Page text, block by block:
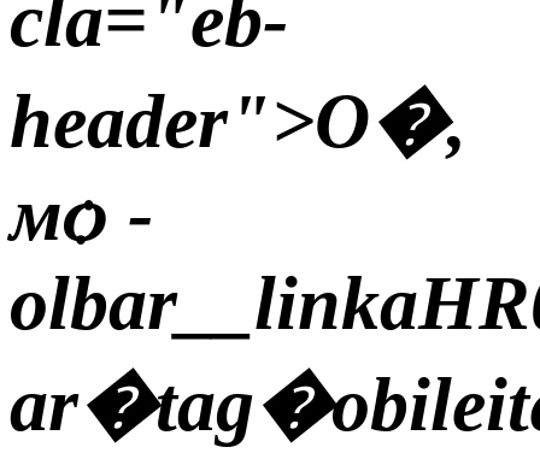
cla="eb-
header">О�,
мѻ -
ar�tag